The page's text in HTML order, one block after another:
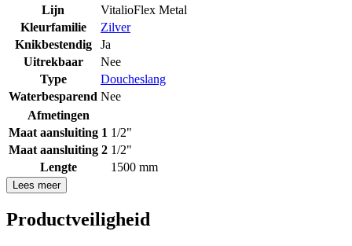
Lijn
VitalioFlex Metal
Kleurfamilie
Zilver
Knikbestendig
Ja
Uitrekbaar
Nee
Type
Doucheslang
Waterbesparend Nee
Afmetingen
Maat aansluiting 1 1/2"
Maat aansluiting 2 1/2"
Lengte
1500 mm
Lees meer
Productveiligheid